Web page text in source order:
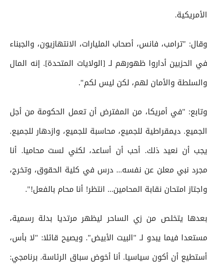
الأمريكية.
وقال: "ترامب، فانس، أصحاب المليارات، الانتهازيون، والجبناء
في الحزبين أداروا ظهورهم لـ [الولايات المتحدة]. إنه المال
والسلطة والأمان لهم، لكن ليس لكم".
وتابع: "في أمريكا، من المفترض أن تعمل الحكومة من أجل
الجميع. ديمقراطية للجميع، محاسبة للجميع، وازدهار للجميع.
يجب أن نعيد ذلك. أحب أن أساعد، لكني لست محاميا. أنا
مجرد نبي معلن عن نفسه... درس في كلية الحقوق، وتخرج،
واجتاز امتحان نقابة المحامين... انتظر! أنا محام بالفعل!".
بعدها يتخلص من زي الساحر ليظهر مرتديا بدلة رسمية،
مستعدا فيما يبدو لـ "البيت الأبيض". ويصيح قائلا: "لا بأس،
أستطيع أن أكون سياسيا. أنا أخوض سباق الرئاسة. برنامجي: